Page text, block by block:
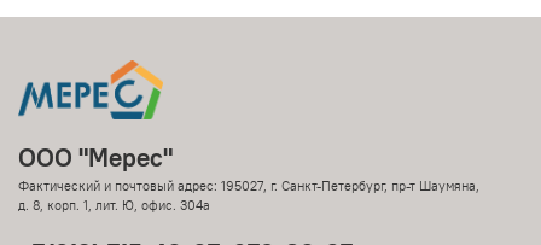
ООО "Мерес"
Фактический и почтовый адрес: 195027, г. Санкт-Петербург, пр-т Шаумяна,
д. 8, корп. 1, лит. Ю, офис. 304а